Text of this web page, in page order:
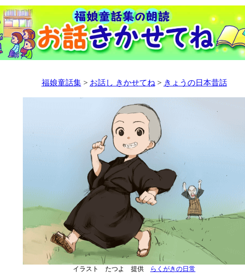
福娘童話集> お話し きかせてね > きょうの日本昔話
イラスト たつよ 提供 らくがきの日常